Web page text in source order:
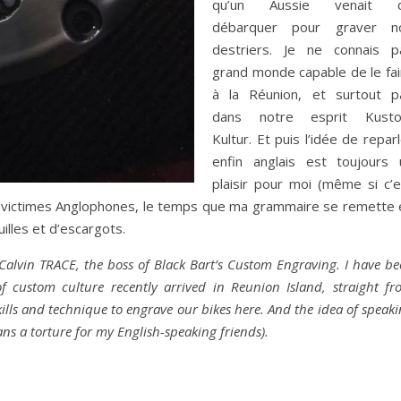
qu’un Aussie venait
débarquer pour graver
destriers. Je ne connais
grand monde capable de le
à la Réunion, et surtout
dans notre esprit
Kultur. Et puis l’idée de
enfin anglais est toujours
plaisir pour moi (même si
Anglophones, le temps que ma grammaire se remette
et d’escargots.
TRACE, the boss of Black Bart’s Custom Engraving. I have
culture recently arrived in Reunion Island, straight
and technique to engrave our bikes here. And the idea of
a torture for my English-speaking friends).